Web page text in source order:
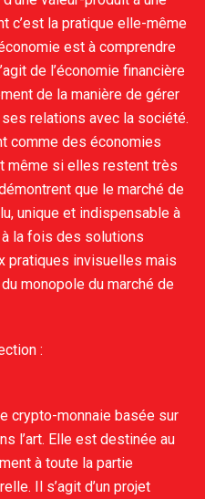
c’est la pratique elle-même
est à comprendre
de l’économie financière
de la manière de gérer
relations avec la société.
comme des économies
même si elles restent très
que le marché de
unique et indispensable à
à la fois des solutions
pratiques invisuelles mais
monopole du marché de
:
crypto-monnaie basée sur
l’art. Elle est destinée au
à toute la partie
Il s’agit d’un projet